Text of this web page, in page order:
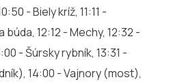
- Biely kríž, 11:11 -
12:12 - Mechy, 12:32 -
- Šúrsky rybník, 13:31 -
14:00 - Vajnory (most),